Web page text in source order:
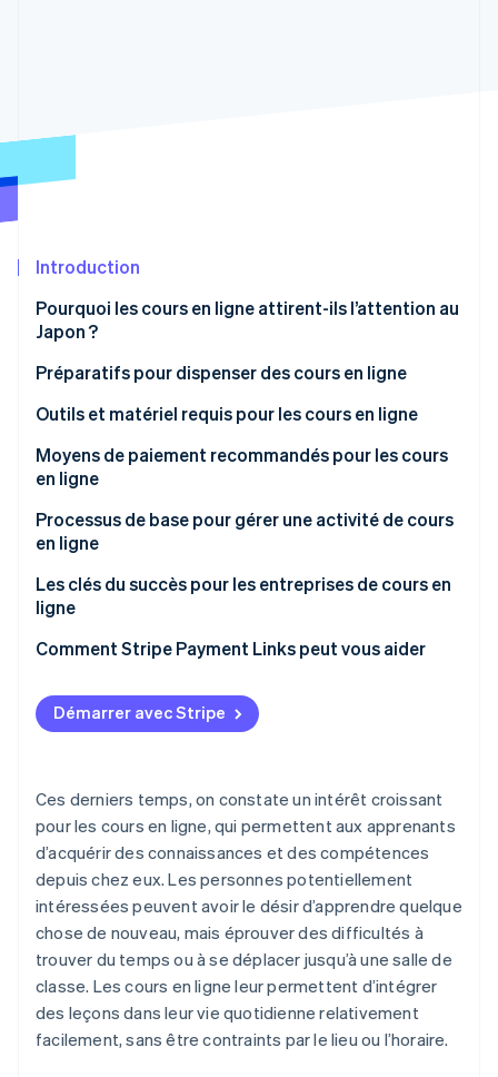
Élimination du carbone
Découvrez comment Stripe construit l’infrastructure
Regarder la vidéo
Introduction
Pourquoi les cours en ligne attirent-ils l’attention au
Japon ?
Utiliser le temps efficacement
Apprendre partout
Revoir les cours
Préparatifs pour dispenser des cours en ligne
Décider du format des cours
Choisir le contenu des cours et le public cible
Déterminer la tarification
Outils et matériel requis pour les cours en ligne
Outils et systèmes de diffusion
Équipement de tournage
Systèmes de réservation et de contact
Moyens de paiement recommandés pour les cours
en ligne
Paiements par carte de crédit
Paiements mobiles
Virements bancaires
Processus de base pour gérer une activité de cours
en ligne
Promouvoir et attirer des apprenants
Envoyer les informations sur les cours et les liens de
participation
Tester l’équipement
Assurer le suivi après les cours
Les clés du succès pour les entreprises de cours en
ligne
Répéter les cours
Simplifier le contenu
Partager des tutoriels vidéo
simplifié grâce aux paiements par lien
Comment Stripe Payment Links peut vous aider
Démarrer avec Stripe
Ces derniers temps, on constate un intérêt croissant
pour les cours en ligne, qui permettent aux apprenants
d’acquérir des connaissances et des compétences
depuis chez eux. Les personnes potentiellement
intéressées peuvent avoir le désir d’apprendre quelque
chose de nouveau, mais éprouver des difficultés à
trouver du temps ou à se déplacer jusqu’à une salle de
classe. Les cours en ligne leur permettent d’intégrer
des leçons dans leur vie quotidienne relativement
facilement, sans être contraints par le lieu ou l’horaire.